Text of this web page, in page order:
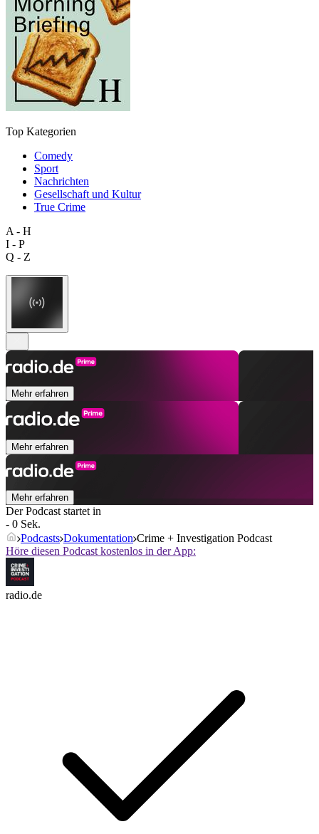
Top Kategorien
Comedy
Sport
Nachrichten
Gesellschaft und Kultur
True Crime
A - H
I - P
Q - Z
Mehr erfahren
Mehr erfahren
Mehr erfahren
Der Podcast startet in
- 0 Sek.
Podcasts Dokumentation Crime + Investigation Podcast
Höre diesen Podcast kostenlos in der App:
radio.de